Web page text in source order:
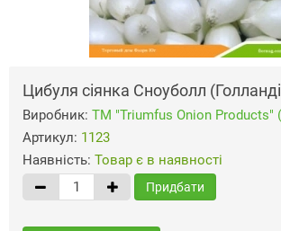
Цибуля сіянка Сноуболл
Виробник: ТМ "Triumfus Onion Products"
Артикул: 1123
Наявність: Товар є в наявності
Придбати